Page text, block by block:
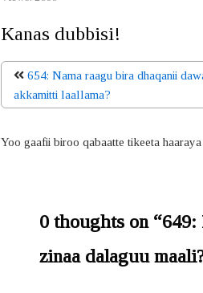
Kanas dubbisi!
654: Nama raagu bira dhaqanii
akkamitti laallama?
Yoo gaafii biroo qabaatte tikeeta
0 thoughts on
zinaa dalaguu